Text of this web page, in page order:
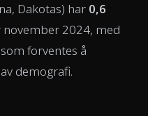
Dakotas) har 0,6
november 2024, med
forventes å
demografi.